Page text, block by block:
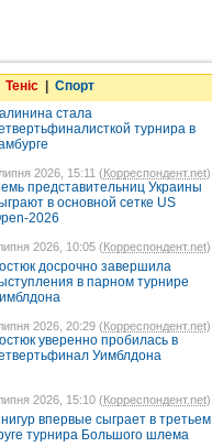
Теніс
Спорт
стала
турнира в
2026, 15:11 (Корреспондент.net)
представительниц Украины
в основной сетке US
2026
2026, 10:05 (Корреспондент.net)
досрочно завершила
в парном турнире
2026, 20:29 (Корреспондент.net)
уверенно пробилась в
Уимблдона
2026, 15:10 (Корреспондент.net)
впервые сыграет в третьем
турнира Большого шлема